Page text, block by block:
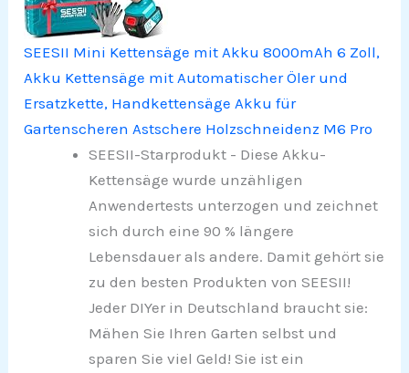
SEESII Mini Kettensäge mit Akku 8000mAh 6 Zoll,
Akku Kettensäge mit Automatischer Öler und
Ersatzkette, Handkettensäge Akku für
Gartenscheren Astschere Holzschneidenz M6 Pro
SEESII-Starprodukt - Diese Akku-
Kettensäge wurde unzähligen
Anwendertests unterzogen und zeichnet
sich durch eine 90 % längere
Lebensdauer als andere. Damit gehört sie
zu den besten Produkten von SEESII!
Jeder DIYer in Deutschland braucht sie:
Mähen Sie Ihren Garten selbst und
sparen Sie viel Geld! Sie ist ein